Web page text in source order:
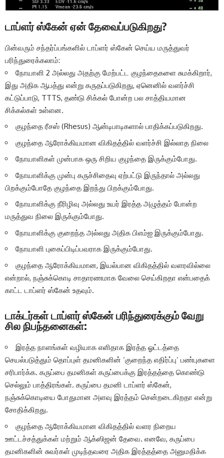
டாப்ளர் ஸ்கேன் ஏன் தேவைப்படுகிறது?
பின்வரும் சந்தர்ப்பங்களில் டாப்ளர் ஸ்கேன் செய்ய மருத்துவர்
பரிந்துரைக்கலாம்:
நோயாளி 2 அல்லது அதற்கு மேற்பட்ட குழந்தைகளை சுமக்கிறார்,
இது அதிக ஆபத்து என்று கருதப்படுகிறது, ஏனெனில் வளர்ச்சி
கட்டுப்பாடு, TTTS, தண்டு சிக்கல் போன்ற பல சாத்தியமான
சிக்கல்கள் உள்ளன.
குழந்தை ரீசஸ் (Rhesus) ஆன்டிபாடிகளால் பாதிக்கப்படுகிறது.
குழந்தை ஆரோக்கியமான விகிதத்தில் வளர்ச்சி இல்லாத நிலை
நோயாளிகள் முன்பாக ஒரு சிறிய குழந்தை இருக்கும்போது.
நோயாளிக்கு முன்பு கருச்சிதைவு ஏற்பட்டு இருந்தால் அல்லது
பிறக்கும்போதே குழந்தை இறந்து பிறக்கும்போது.
நோயாளிக்கு நீரிழிவு அல்லது உயர் இரத்த அழுத்தம் போன்ற
மருத்துவ நிலை இருக்கும்போது.
நோயாளிக்கு குறைந்த அல்லது அதிக பிஎம்ஐ இருக்கும்போது.
நோயாளி புகைப்பிடிப்பவராக இருக்கும்போது.
குழந்தை ஆரோக்கியமான, இயல்பான விகிதத்தில் வளரவில்லை
என்றால், நஞ்சுக்கொடி சாதாரணமாக வேலை செய்கிறதா என்பதைக்
காட்ட டாப்ளர் ஸ்கேன் உதவும்.
டாக்டர்கள் டாப்ளர் ஸ்கேன் பரிந்துரைக்கும் வேறு
சில நிபந்தனைகள்:
இரத்த நாளங்கள் வழியாக எளிதாக இரத்த ஓட்டத்தை
செயல்படுத்தும் தொப்புள் தமனிகளின் ‘குறைந்த எதிர்ப்பு’ பண்புகளை
சரிபார்க்க. கருப்பை தமனிகள் கருப்பைக்கு இரத்தத்தை கொண்டு
செல்லும் பாத்திரங்கள். கருப்பை தமனி டாப்ளர் ஸ்கேன்,
நஞ்சுக்கொடியை போதுமான அளவு இரத்தம் சென்றடைகிறதா என்று
சோதிக்கிறது.
குழந்தை ஆரோக்கியமான விகிதத்தில் வளர நிறைய
ஊட்டச்சத்துக்கள் மற்றும் ஆக்ஸிஜன் தேவை. எனவே, கருப்பை
தமனிகளின் சுவர்கள் முடிந்தவரை அதிக இரத்தத்தை அனுமதிக்க